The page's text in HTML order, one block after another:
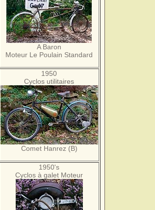
A Baron
Moteur Le Poulain Standard
1950
Cyclos utilitaires
Comet Hanrez (B)
1950's
Cyclos à galet Moteur